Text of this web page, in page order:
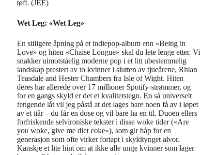
tøft. (JEE)
Wet Leg: «Wet Leg»
En stiligere åpning på et indiepop-album enn «Being in
Love» og hiten «Chaise Longue» skal du lete lenge etter. Vi
snakker uimotståelig moderne pop i et litt ubestemmelig
landskap prestert av to kvinner i slutten av tjueårene, Rhian
Teasdale and Hester Chambers fra Isle of Wight. Hiten
deres har allerede over 17 millioner Spotify-strømmer, og
for en gangs skyld er det et kvalitetstegn. En så universelt
fengende låt vil jeg påstå at det lages bare noen få av i løpet
av et tiår – du får en dose og vil bare ha en til. Duoen ellers
forfriskende selvironiske tekster i disse woke tider («Are
you woke, give me diet coke»), som gir håp for en
generasjon som ofte virker fortapt i skyldtynget alvor.
Kanskje et lite hint om at ikke alle unge kvinner som lager